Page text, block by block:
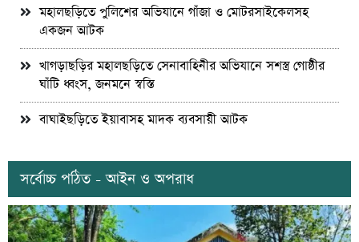
মহালছড়িতে পুলিশের অভিযানে গাঁজা ও মোটরসাইকেলসহ
একজন আটক
খাগড়াছড়ির মহালছড়িতে সেনাবাহিনীর অভিযানে সশস্ত্র গোষ্ঠীর
ঘাঁটি ধ্বংস, জনমনে স্বস্তি
বাঘাইছড়িতে ইয়াবাসহ মাদক ব্যবসায়ী আটক
সর্বোচ্চ পঠিত - আইন ও অপরাধ